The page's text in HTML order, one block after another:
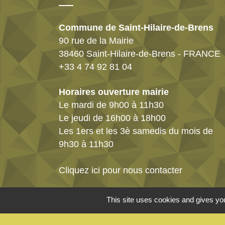
Commune de Saint-Hilaire-de-Brens
90 rue de la Mairie
38460 Saint-Hilaire-de-Brens - FRANCE
+33 4 74 92 81 04
Horaires ouverture mairie
Le mardi de 9h00 à 11h30
Le jeudi de 16h00 à 18h00
Les 1ers et les 3è samedis du mois de
9h30 à 11h30
Cliquez ici pour nous contacter
Mentions légales - Politique de
This site uses cookies and gives